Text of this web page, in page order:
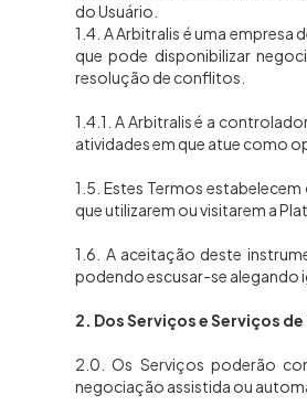
do Usuário.
1.4. A Arbitralis é uma
que pode disponibilizar
resolução de conflitos.
1.4.1. A Arbitralis é a
atividades em que atue como
1.5. Estes Termos
que utilizarem ou visitarem a
1.6. A aceitação deste
podendo escusar-se alegando
2. Dos Serviços e Serviços
2.0. Os Serviços poderão
negociação assistida ou